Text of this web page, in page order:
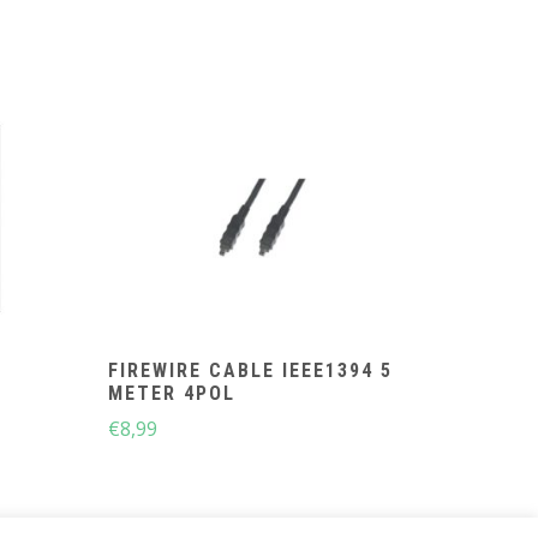
FIREWIRE CABLE IEEE1394 5
METER 4POL
€8,99